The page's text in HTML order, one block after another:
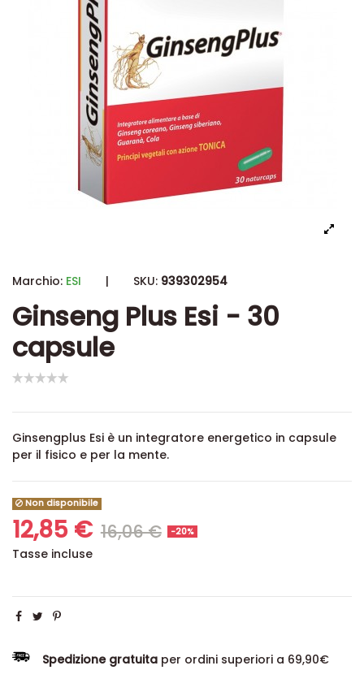
Marchio: ESI | SKU: 939302954
Ginseng Plus Esi - 30
capsule
Ginsengplus Esi è un integratore energetico in capsule
per il fisico e per la mente.
Non disponibile
12,85 € 16,06 € -20%
Tasse incluse
Spedizione gratuita per ordini superiori a 69,90€